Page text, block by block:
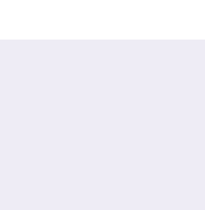
"Tiger’s World"
und